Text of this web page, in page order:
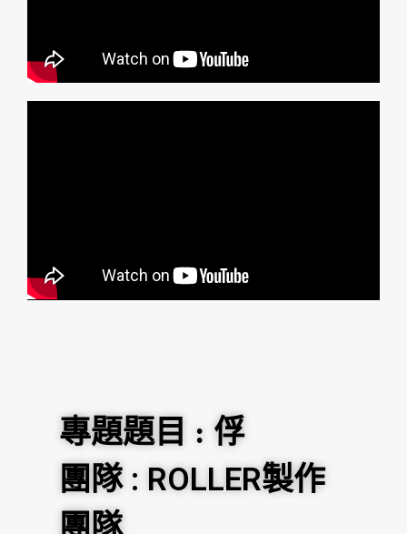
專題題目 : 俘
團隊 : ROLLER製作